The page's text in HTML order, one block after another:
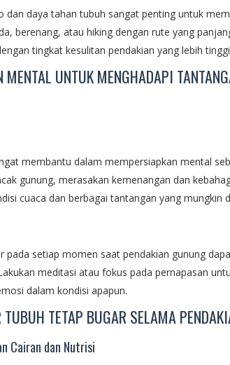
dan daya tahan tubuh sangat penting untuk
berenang, atau hiking dengan rute yang
tingkat kesulitan pendakian yang lebih
MENTAL UNTUK MENGHADAPI
membantu dalam mempersiapkan mental
gunung, merasakan kemenangan dan
cuaca dan berbagai tantangan yang mungkin
pada setiap momen saat pendakian gunung
meditasi atau fokus pada pernapasan
dalam kondisi apapun.
TETAP BUGAR SELAMA
Cairan dan Nutrisi